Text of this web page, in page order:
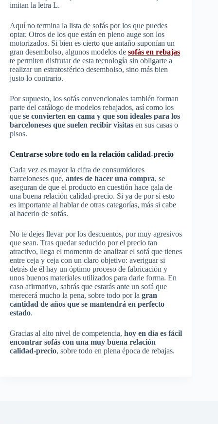
imitan la letra L.
Aquí no termina la lista de sofás por los que puedes
optar. Otros de los que están en pleno auge son los
motorizados. Si bien es cierto que antaño suponían un
gran desembolso, algunos modelos de sofás en rebajas
te permiten disfrutar de esta tecnología sin obligarte a
realizar un estratosférico desembolso, sino más bien
justo lo contrario.
Por supuesto, los sofás convencionales también forman
parte del catálogo de modelos rebajados, así como los
que se convierten en cama y que son ideales para los
barceloneses que suelen recibir visitas en sus casas o
pisos.
Centrarse sobre todo en la relación calidad-precio
Cada vez es mayor la cifra de consumidores
barceloneses que, antes de hacer una compra, se
aseguran de que el producto en cuestión hace gala de
una buena relación calidad-precio. Si ya de por sí esto
es importante al hablar de otras categorías, más si cabe
al hacerlo de sofás.
No te dejes llevar por los descuentos, por muy agresivos
que sean. Tras quedar seducido por el precio tan
atractivo, llega el momento de analizar el sofá que tienes
entre ceja y ceja con un claro objetivo: averiguar si
detrás de él hay un óptimo proceso de fabricación y
unos buenos materiales utilizados para darle forma. En
caso afirmativo, sabrás que estarás ante un sofá que
merecerá mucho la pena, sobre todo por la gran
cantidad de años que se mantendrá en perfecto
estado.
Gracias al alto nivel de competencia, hoy en día es fácil
encontrar sofás con una muy buena relación
calidad-precio, sobre todo en plena época de rebajas.